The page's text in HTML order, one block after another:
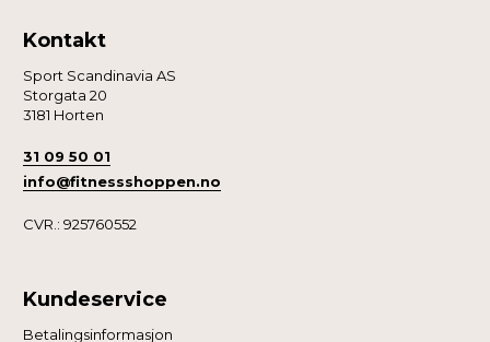
Kontakt
Sport Scandinavia AS
Storgata 20
3181 Horten
31 09 50 01
info@fitnessshoppen.no
CVR.: 925760552
Kundeservice
Betalingsinformasjon